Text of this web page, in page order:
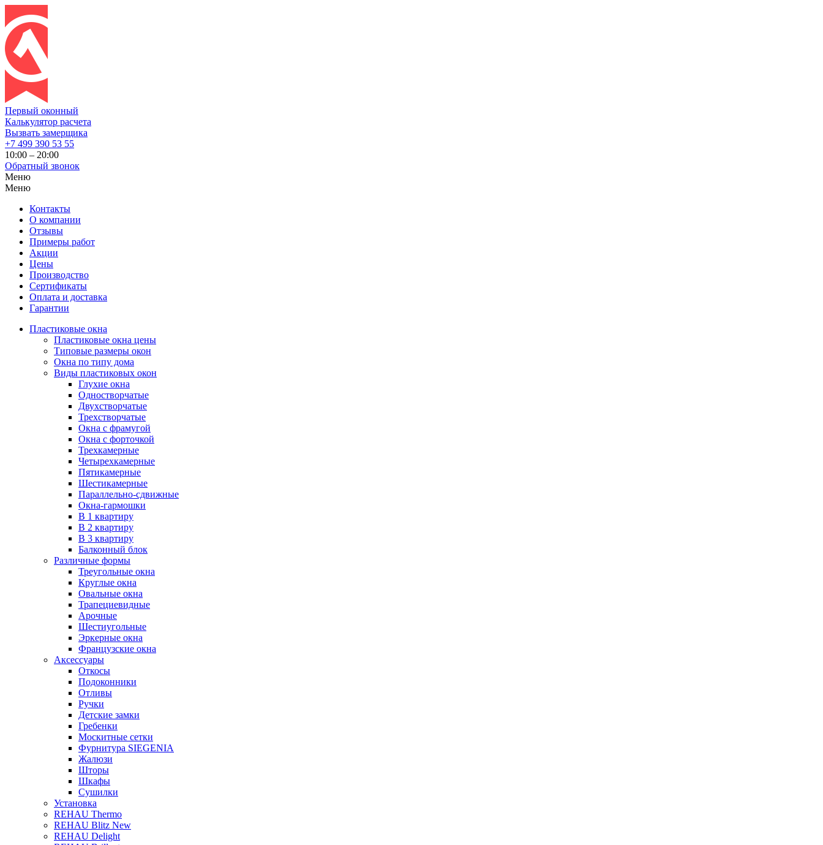
Первый оконный
Калькулятор расчета
Вызвать замерщика
+7 499 390 53 55
10:00 – 20:00
Обратный звонок
Меню
Меню
Контакты
О компании
Отзывы
Примеры работ
Акции
Цены
Производство
Сертификаты
Оплата и доставка
Гарантии
Пластиковые окна
Пластиковые окна цены
Типовые размеры окон
Окна по типу дома
Виды пластиковых окон
Глухие окна
Одностворчатые
Двухстворчатые
Трехстворчатые
Окна с фрамугой
Окна с форточкой
Трехкамерные
Четырехкамерные
Пятикамерные
Шестикамерные
Параллельно-сдвижные
Окна-гармошки
В 1 квартиру
В 2 квартиру
В 3 квартиру
Балконный блок
Различные формы
Треугольные окна
Круглые окна
Овальные окна
Трапециевидные
Арочные
Шестиугольные
Эркерные окна
Французские окна
Аксессуары
Откосы
Подоконники
Отливы
Ручки
Детские замки
Гребенки
Москитные сетки
Фурнитура SIEGENIA
Жалюзи
Шторы
Шкафы
Сушилки
Установка
REHAU Thermo
REHAU Blitz New
REHAU Delight